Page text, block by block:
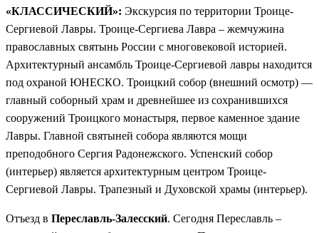
«КЛАССИЧЕСКИЙ»: Экскурсия по территории Троице-
Сергиевой Лавры. Троице-Сергиева Лавра – жемчужина
православных святынь России с многовековой историей.
Архитектурный ансамбль Троице-Сергиевой лавры находится
под охраной ЮНЕСКО. Троицкий собор (внешний осмотр) —
главный соборный храм и древнейшее из сохранившихся
сооружений Троицкого монастыря, первое каменное здание
Лавры. Главной святыней собора являются мощи
преподобного Сергия Радонежского. Успенский собор
(интерьер) является архитектурным центром Троице-
Сергиевой Лавры. Трапезный и Духовской храмы (интерьер).
Отъезд в Переславль-Залесский. Сегодня Переславль –